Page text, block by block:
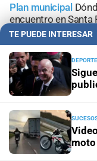
Plan municipal
encuentro en Santa
hídrica
PronósticoLunes
que tendrá
+Sucesos
TE PUEDE INTERESAR